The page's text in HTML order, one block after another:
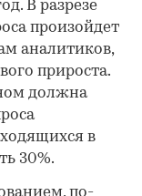
В разрезе
произойдет
аналитиков,
прироста.
должна
в
30%.
по-